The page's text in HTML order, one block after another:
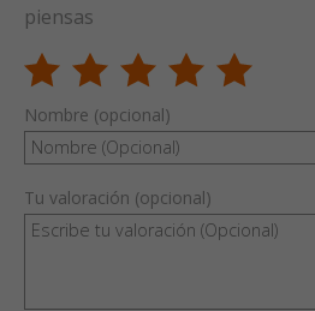
piensas
Nombre (opcional)
Tu valoración (opcional)